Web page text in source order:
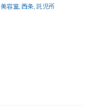
美容室, 西条, 託児所